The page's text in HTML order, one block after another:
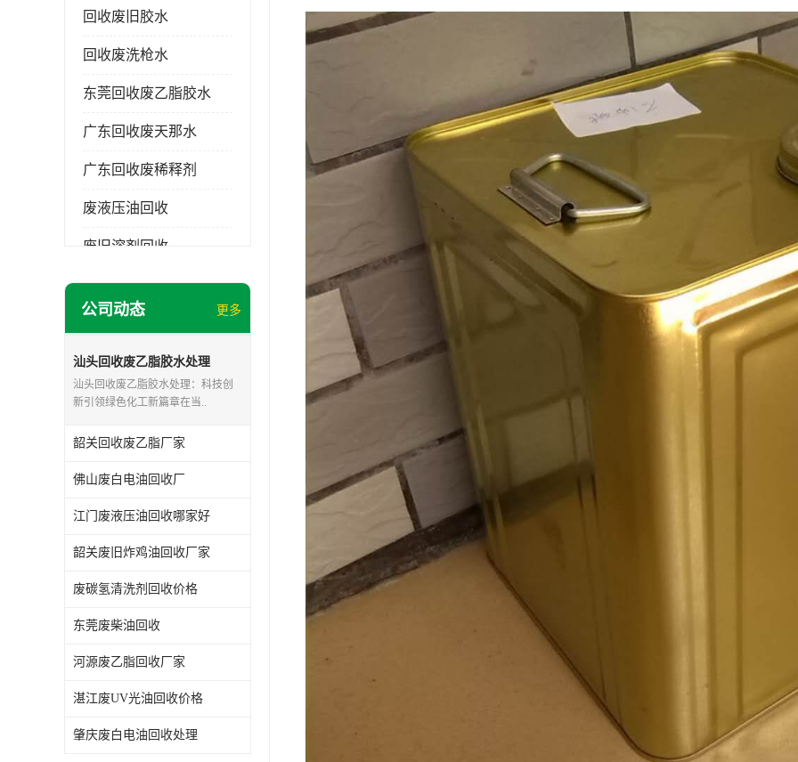
回收废旧胶水
回收废洗枪水
东莞回收废乙脂胶水
广东回收废天那水
广东回收废稀释剂
废液压油回收
废旧溶剂回收
东莞回收废溶剂
废三氯乙烯回收
废混合溶剂回收
废UV光油回收
废仲丁脂回收
废洗机水回收
废清洗剂回收
废环己酮回收
废固化剂回收
废白电油回收
废油渣回收
废油漆回收
公司动态 更多
汕头回收废乙脂胶水处理
汕头回收废乙脂胶水处理：科技创
新引领绿色化工新篇章在当..
韶关回收废乙脂厂家
佛山废白电油回收厂
江门废液压油回收哪家好
韶关废旧炸鸡油回收厂家
废碳氢清洗剂回收价格
东莞废柴油回收
河源废乙脂回收厂家
湛江废UV光油回收价格
肇庆废白电油回收处理